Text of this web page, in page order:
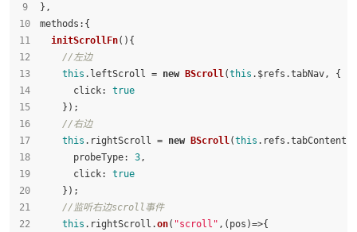
},
methods :{
initScrollFn( ){
//左边
this . leftScroll = new BScroll(this . $refs .tabNav, {
click: true
    });
//右边
this . rightScroll = new BScroll(this . refs .tabContent
probeType: 3,
click: true
    });
//监听右边scroll事件
this . rightScroll .on( "scroll" , ( pos )=>{